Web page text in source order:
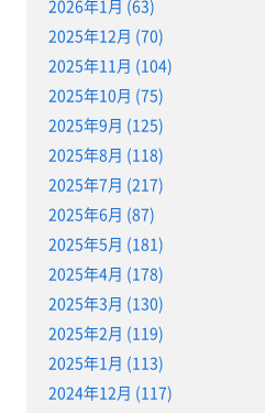
2026年1月 (63)
2025年12月 (70)
2025年11月 (104)
2025年10月 (75)
2025年9月 (125)
2025年8月 (118)
2025年7月 (217)
2025年6月 (87)
2025年5月 (181)
2025年4月 (178)
2025年3月 (130)
2025年2月 (119)
2025年1月 (113)
2024年12月 (117)